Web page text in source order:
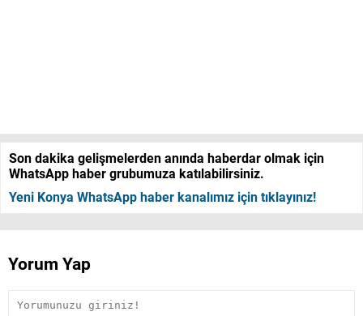
Son dakika gelişmelerden anında haberdar olmak için
WhatsApp haber grubumuza katılabilirsiniz.
Yeni Konya WhatsApp haber kanalımız için tıklayınız!
Yorum Yap